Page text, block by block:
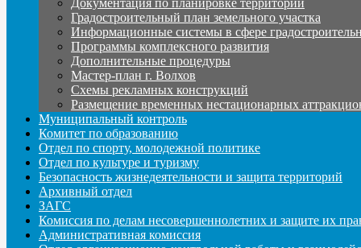
Градостроительный план земельного участка
Информационные системы в сфере
Программы комплексного развития
Дополнительные процедуры
Мастер-план г. Волхов
Схемы рекламных конструкций
Размещение временных нестационарных
Муниципальный контроль
Комитет по образованию
Отдел по спорту, молодежной политике
Отдел по культуре и туризму
Безопасность жизнедеятельности и защита территорий
Архивный отдел
ЗАГС
Комиссия по делам несовершеннолетних и защите их
Административная комиссия